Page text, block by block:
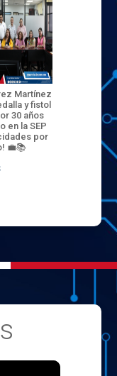
Martínez
y fistol
30 años
en la SEP
por
💼📚
ENECB-
del
batalla.
32
sede